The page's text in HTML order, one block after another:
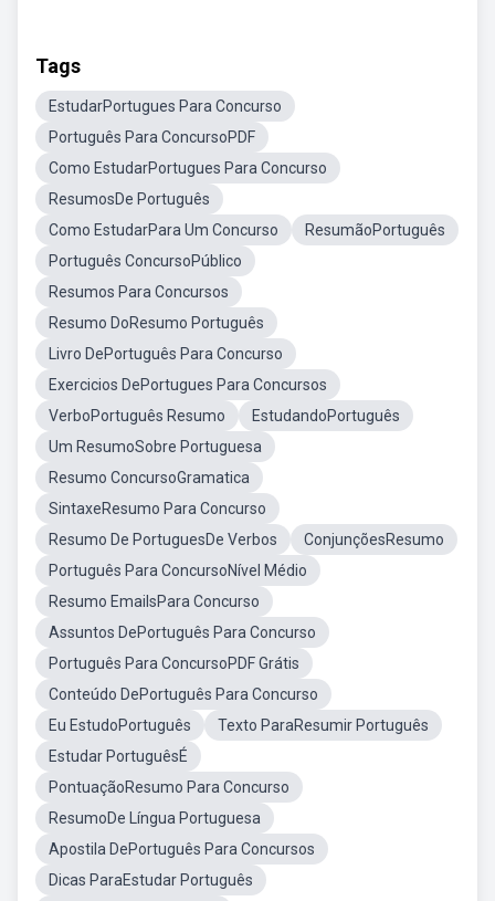
Tags
EstudarPortugues Para Concurso
Português Para ConcursoPDF
Como EstudarPortugues Para Concurso
ResumosDe Português
Como EstudarPara Um Concurso
ResumãoPortuguês
Português ConcursoPúblico
Resumos Para Concursos
Resumo DoResumo Português
Livro DePortuguês Para Concurso
Exercicios DePortugues Para Concursos
VerboPortuguês Resumo
EstudandoPortuguês
Um ResumoSobre Portuguesa
Resumo ConcursoGramatica
SintaxeResumo Para Concurso
Resumo De PortuguesDe Verbos
ConjunçõesResumo
Português Para ConcursoNível Médio
Resumo EmailsPara Concurso
Assuntos DePortuguês Para Concurso
Português Para ConcursoPDF Grátis
Conteúdo DePortuguês Para Concurso
Eu EstudoPortuguês
Texto ParaResumir Português
Estudar PortuguêsÉ
PontuaçãoResumo Para Concurso
ResumoDe Língua Portuguesa
Apostila DePortuguês Para Concursos
Dicas ParaEstudar Português